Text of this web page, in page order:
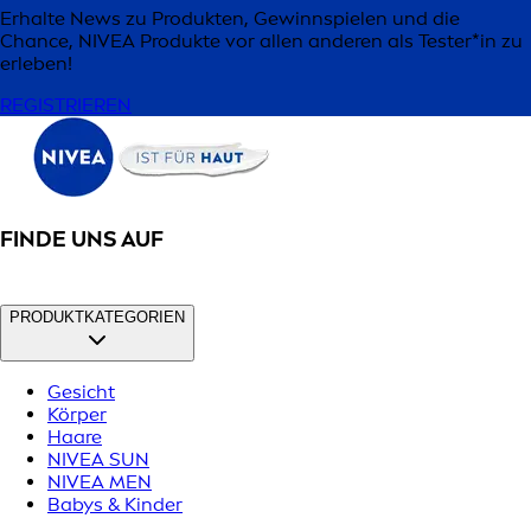
Erhalte News zu Produkten, Gewinnspielen und die
Chance, NIVEA Produkte vor allen anderen als Tester*in zu
erleben!
REGISTRIEREN
FINDE UNS AUF
PRODUKTKATEGORIEN
Gesicht
Körper
Haare
NIVEA SUN
NIVEA MEN
Babys & Kinder